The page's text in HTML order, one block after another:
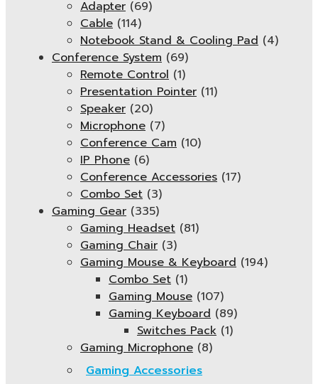
Adapter (69)
Cable (114)
Notebook Stand & Cooling Pad (4)
Conference System (69)
Remote Control (1)
Presentation Pointer (11)
Speaker (20)
Microphone (7)
Conference Cam (10)
IP Phone (6)
Conference Accessories (17)
Combo Set (3)
Gaming Gear (335)
Gaming Headset (81)
Gaming Chair (3)
Gaming Mouse & Keyboard (194)
Combo Set (1)
Gaming Mouse (107)
Gaming Keyboard (89)
Switches Pack (1)
Gaming Microphone (8)
Gaming Accessories